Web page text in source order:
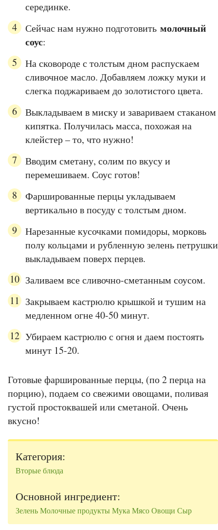
серединке.
Сейчас нам нужно подготовить молочный
соус:
На сковороде с толстым дном распускаем
сливочное масло. Добавляем ложку муки и
слегка поджариваем до золотистого цвета.
Выкладываем в миску и завариваем стаканом
кипятка. Получилась масса, похожая на
клейстер – то, что нужно!
Вводим сметану, солим по вкусу и
перемешиваем. Соус готов!
Фаршированные перцы укладываем
вертикально в посуду с толстым дном.
Нарезанные кусочками помидоры, морковь
полу кольцами и рубленную зелень петрушки
выкладываем поверх перцев.
Заливаем все сливочно-сметанным соусом.
Закрываем кастрюлю крышкой и тушим на
медленном огне 40-50 минут.
Убираем кастрюлю с огня и даем постоять
минут 15-20.
Готовые фаршированные перцы, (по 2 перца на
порцию), подаем со свежими овощами, поливая
густой простоквашей или сметаной. Очень
вкусно!
Категория:
Вторые блюда
Основной ингредиент:
ЗеленьМолочные продуктыМукаМясоОвощи Сыр